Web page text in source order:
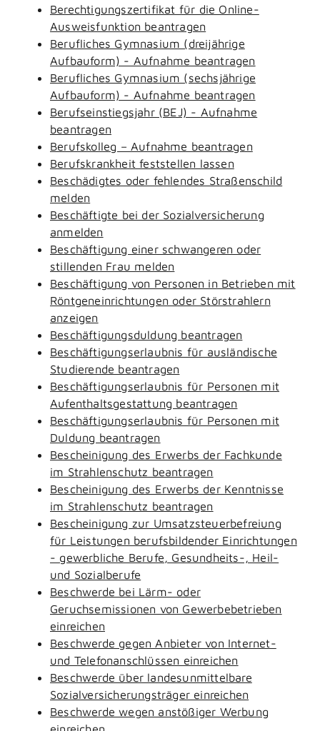
Berechtigungszertifikat für die Online-
Ausweisfunktion beantragen
Berufliches Gymnasium (dreijährige
Aufbauform) - Aufnahme beantragen
Berufliches Gymnasium (sechsjährige
Aufbauform) - Aufnahme beantragen
Berufseinstiegsjahr (BEJ) - Aufnahme
beantragen
Berufskolleg – Aufnahme beantragen
Berufskrankheit feststellen lassen
Beschädigtes oder fehlendes Straßenschild
melden
Beschäftigte bei der Sozialversicherung
anmelden
Beschäftigung einer schwangeren oder
stillenden Frau melden
Beschäftigung von Personen in Betrieben mit
Röntgeneinrichtungen oder Störstrahlern
anzeigen
Beschäftigungsduldung beantragen
Beschäftigungserlaubnis für ausländische
Studierende beantragen
Beschäftigungserlaubnis für Personen mit
Aufenthaltsgestattung beantragen
Beschäftigungserlaubnis für Personen mit
Duldung beantragen
Bescheinigung des Erwerbs der Fachkunde
im Strahlenschutz beantragen
Bescheinigung des Erwerbs der Kenntnisse
im Strahlenschutz beantragen
Bescheinigung zur Umsatzsteuerbefreiung
für Leistungen berufsbildender Einrichtungen
- gewerbliche Berufe, Gesundheits-, Heil-
und Sozialberufe
Beschwerde bei Lärm- oder
Geruchsemissionen von Gewerbebetrieben
einreichen
Beschwerde gegen Anbieter von Internet-
und Telefonanschlüssen einreichen
Beschwerde über landesunmittelbare
Sozialversicherungsträger einreichen
Beschwerde wegen anstößiger Werbung